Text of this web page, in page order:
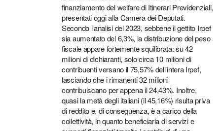
finanziamento del welfare di Itinerari Previdenziali,
presentati oggi alla Camera dei Deputati.
Secondo l’analisi del 2023, sebbene il gettito Irpef
sia aumentato del 6,3%, la distribuzione del peso
fiscale appare fortemente squilibrata: su 42
milioni di dichiaranti, solo circa 10 milioni di
contribuenti versano il 75,57% dell’intera Irpef,
lasciando che i rimanenti 32 milioni
contribuiscano per appena il 24,43%. Inoltre,
quasi la metà degli italiani (il 45,16%) risulta priva
di reddito e, di conseguenza, è a carico della
collettività, in quanto beneficiaria di servizi e